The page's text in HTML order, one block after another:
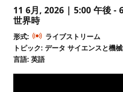
11 6月, 2026 | 5:00 午後 -
世界時
形式:
ライブストリーム
トピック: データ サイエンスと機
言語: 英語